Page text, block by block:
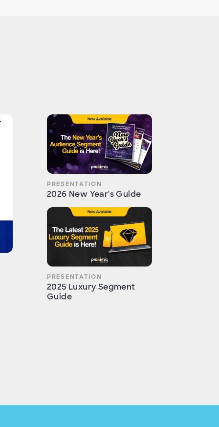
PRESENTATION
2026 New Year's Guide
PRESENTATION
2025 Luxury Segment
Guide